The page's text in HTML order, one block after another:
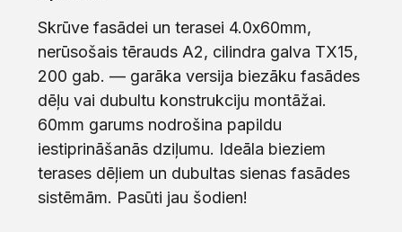
Skrūve fasādei un terasei 4.0x60mm,
nerūsošais tērauds A2, cilindra galva TX15,
200 gab. — garāka versija biezāku fasādes
dēļu vai dubultu konstrukciju montāžai.
60mm garums nodrošina papildu
iestiprināšanās dziļumu. Ideāla bieziem
terases dēļiem un dubultas sienas fasādes
sistēmām. Pasūti jau šodien!